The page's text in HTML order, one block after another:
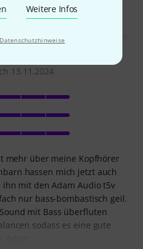
Weitere Infos
Datenschutzhinweise
MELDEN
meine Kopfhörer
13.11.2024
mehr über meine Kopfhörer
hassen mich jetzt auch
mit den Adam Audio t5v
nur bass-bombastisch geil.
mit Bass überfluten
sodass es eine gute